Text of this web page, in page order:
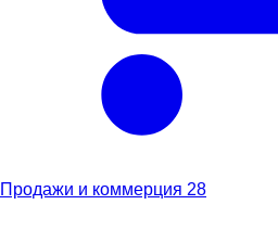
Продажи и коммерция 28